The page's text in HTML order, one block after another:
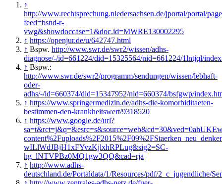
↑
http://www.rechtsprechung.niedersachsen.de/jportal/portal/
feed=bsnd-r-
vwg&showdoccase=1&doc.id=MWRE130002295
↑ https://openjur.de/u/642747.html
↑ Bspw. http://www.swr.de/swr2/wissen/adhs-
diagnose/-/id=661224/did=15325564/nid=661224/1lntjql/
↑ Bspw.:
http://www.swr.de/swr2/programm/sendungen/wissen/lebhaft-
oder-
adhs/-/id=660374/did=15347952/nid=660374/bsfgwp/
↑ https://www.springermedizin.de/adhs-die-komorbiditaeten-
bestimmen-den-krankheitswert/9318520
↑ https://www.google.de/url?
wILlWdJBjH1xFYvzKjlxhRPLug&sig2=SC-
hg_lNTVPBz0MQ1gw3QQ&cad=rja
↑ http://www.adhs-
deutschland.de/Portaldata/1/Resources/pdf/2_c_jugendliche/